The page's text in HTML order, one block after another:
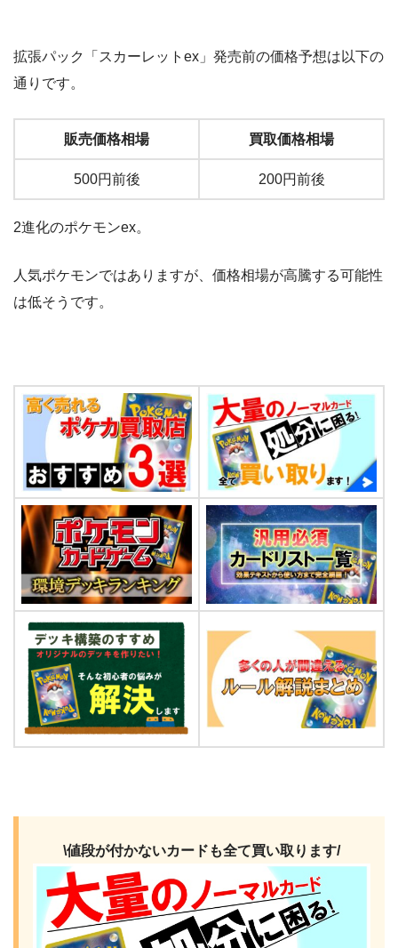
拡張パック「スカーレットex」発売前の価格予想は以下の
通りです。
販売価格相場 買取価格相場
500円前後 200円前後
2進化のポケモンex。
人気ポケモンではありますが、価格相場が高騰する可能性
は低そうです。
\値段が付かないカードも全て買い取ります/